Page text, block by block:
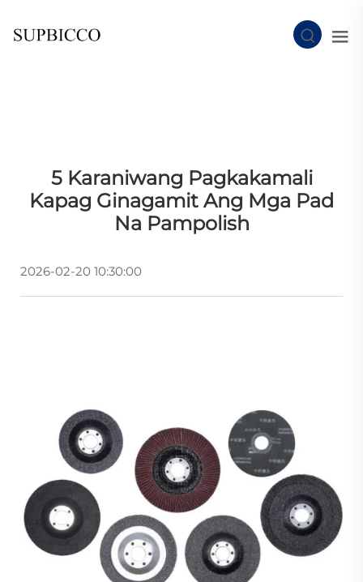
5 Karaniwang Pagkakamali
Kapag Ginagamit Ang Mga Pad
Na Pampolish
2026-02-20 10:30:00